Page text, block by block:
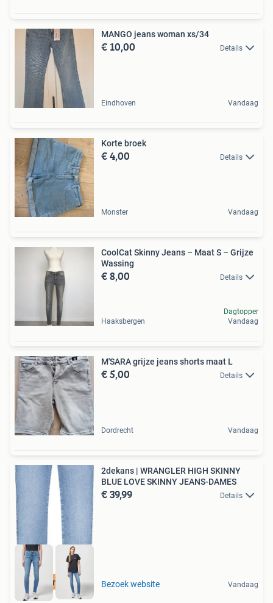
MANGO jeans woman xs/34
€ 10,00 Details
Eindhoven Vandaag
Korte broek
€ 4,00 Details
Monster Vandaag
CoolCat Skinny Jeans – Maat S – Grijze
Wassing
€ 8,00 Details
Haaksbergen
Dagtopper
Vandaag
M'SARA grijze jeans shorts maat L
€ 5,00 Details
Dordrecht Vandaag
Duurzame Deal
2dekans | WRANGLER HIGH SKINNY
BLUE LOVE SKINNY JEANS-DAMES
€ 39,99 Details
Bezoek website Vandaag